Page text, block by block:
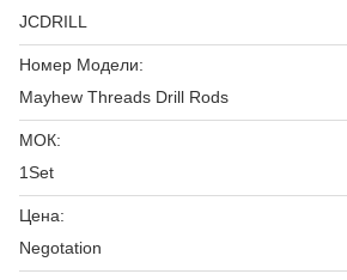
JCDRILL
Номер Модели:
Mayhew Threads Drill Rods
МОК:
1Set
Цена:
Negotation